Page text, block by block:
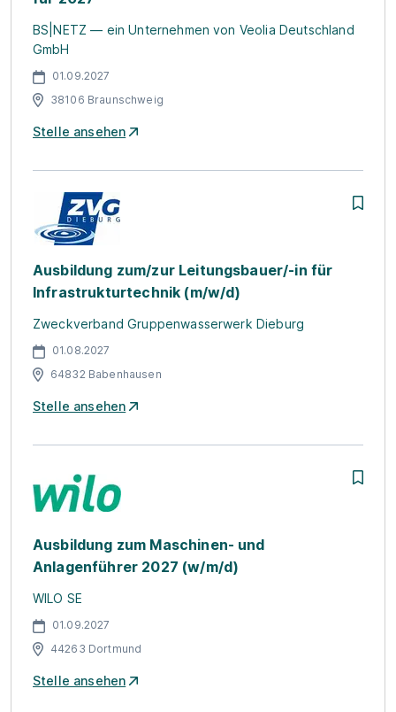
BS|NETZ — ein Unternehmen von Veolia Deutschland
GmbH
01.09.2027
38106 Braunschweig
Stelle ansehen
Ausbildung zum/zur Leitungsbauer/-in für
Infrastrukturtechnik (m/w/d)
Zweckverband Gruppenwasserwerk Dieburg
01.08.2027
64832 Babenhausen
Stelle ansehen
Ausbildung zum Maschinen- und
Anlagenführer 2027 (w/m/d)
WILO SE
01.09.2027
44263 Dortmund
Stelle ansehen